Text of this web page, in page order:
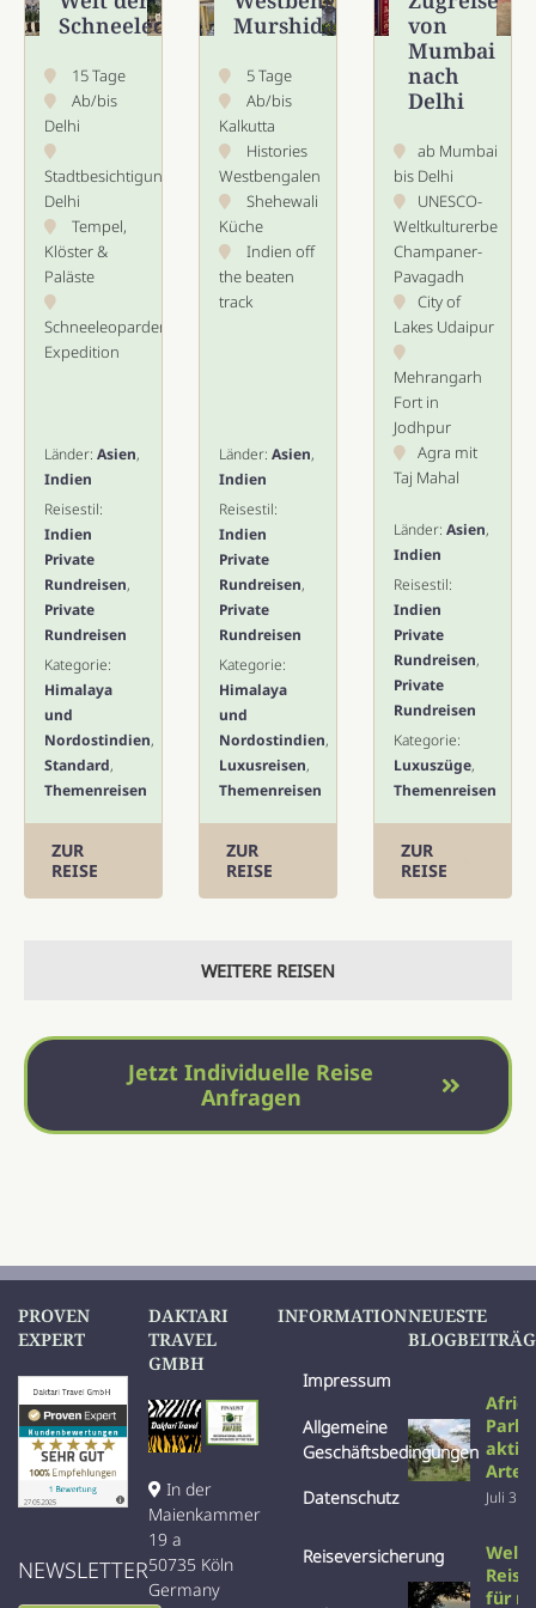
Schneeleoparden
15 Tage
Ab/bis
Delhi
Stadtbesichtigung
Delhi
Tempel,
Klöster &
Paläste
Schneeleoparden
Expedition
Länder: Asien,
Indien
Reisestil:
Indien
Private
Rundreisen,
Private
Rundreisen
Kategorie:
Himalaya
und
Nordostindien,
Standard,
Themenreisen
ZUR
REISE
Murshidabad
5 Tage
Ab/bis
Kalkutta
Histories
Westbengalen
Shehewali
Küche
Indien off
the beaten
track
Länder: Asien,
Indien
Reisestil:
Indien
Private
Rundreisen,
Private
Rundreisen
Kategorie:
Himalaya
und
Nordostindien,
Luxusreisen,
Themenreisen
ZUR
REISE
von
Mumbai
nach
Delhi
ab Mumbai
bis Delhi
UNESCO-
Weltkulturerbe
Champaner-
Pavagadh
City of
Lakes Udaipur
Mehrangarh
Fort in
Jodhpur
Agra mit
Taj Mahal
Länder: Asien,
Indien
Reisestil:
Indien
Private
Rundreisen,
Private
Rundreisen
Kategorie:
Luxuszüge,
Themenreisen
ZUR
REISE
WEITERE REISEN
Jetzt Individuelle Reise
Anfragen
PROVEN
EXPERT
NEWSLETTER
DAKTARI
TRAVEL
GMBH
In der
Maienkammer
19 a
50735 Köln
Germany
INFORMATION
Impressum
Allgemeine
Geschäftsbedingungen
Datenschutz
Reiseversicherung
NEUESTE
Parks
Juli
für